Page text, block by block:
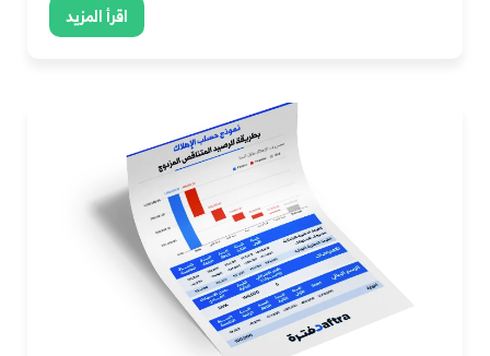
اقرأ المزيد